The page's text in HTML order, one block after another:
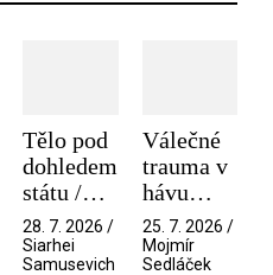
Tělo pod
dohledem
státu /
Pramen
28. 7. 2026 /
Siarhei
Samusevich
Válečné
trauma v
hávu
spektáklu
/ Odyssea
25. 7. 2026 /
Mojmír
Sedláček